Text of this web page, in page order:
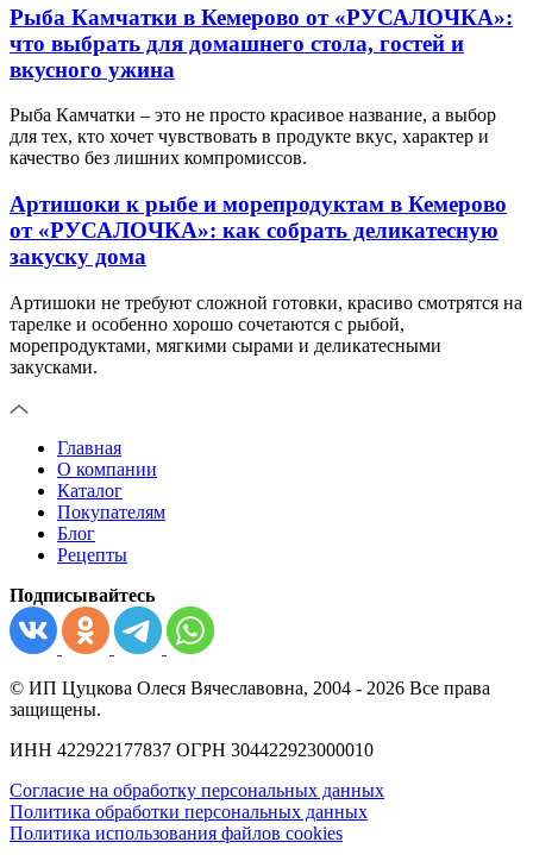
Рыба Камчатки в Кемерово от «РУСАЛОЧКА»:
что выбрать для домашнего стола, гостей и
вкусного ужина
Рыба Камчатки – это не просто красивое название, а выбор
для тех, кто хочет чувствовать в продукте вкус, характер и
качество без лишних компромиссов.
Артишоки к рыбе и морепродуктам в Кемерово
от «РУСАЛОЧКА»: как собрать деликатесную
закуску дома
Артишоки не требуют сложной готовки, красиво смотрятся на
тарелке и особенно хорошо сочетаются с рыбой,
морепродуктами, мягкими сырами и деликатесными
закусками.
Главная
О компании
Каталог
Покупателям
Блог
Рецепты
Подписывайтесь
© ИП Цуцкова Олеся Вячеславовна, 2004 - 2026 Все права
защищены.
ИНН 422922177837 ОГРН 304422923000010
Согласие на обработку персональных данных
Политика обработки персональных данных
Политика использования файлов cookies